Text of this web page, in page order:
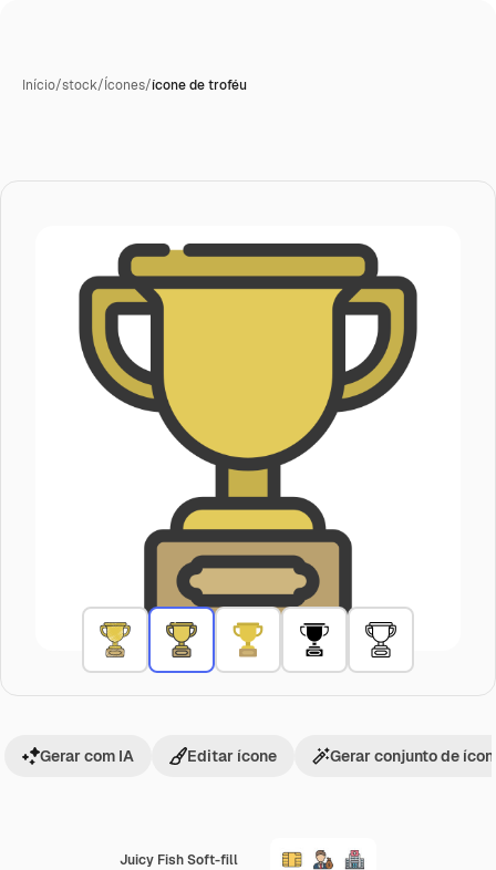
Início/stock/Ícones/ícone de troféu
Juicy Fish Soft-fill
Gerar com IA Editar ícone Gerar conjunto de